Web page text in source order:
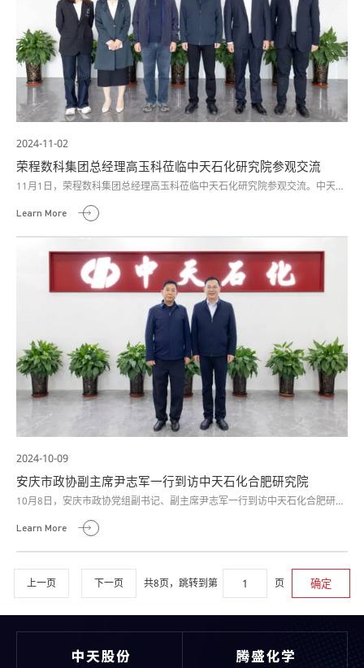
2024-11-02
荣程数科集团总经理高玉科莅临中天石化研究院参观交流
11月1日，荣程数科集团总经理高玉科莅临中天石化研究院参观交流。中天石
Learn More
2024-10-09
安庆市政协副主席尹志军一行到访中天石化合肥研究院
10月8日，安庆市政协党组副书记、副主席尹志军一行到访中天石化合肥研究
Learn More
上一页 下一页 共8页，跳转到第 页 确定